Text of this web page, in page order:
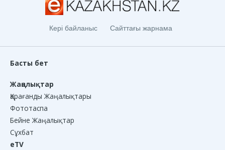
Кері байланыс Сайттағы жарнама
Басты бет
Жаңалықтар
Қарағанды Жаңалықтары
Фототаспа
Бейне Жаңалықтар
Сұхбат
eTV